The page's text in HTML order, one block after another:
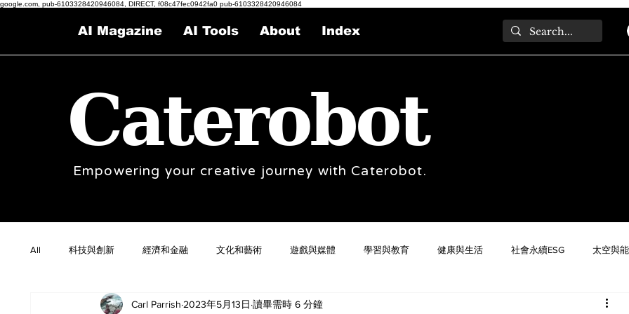
google.com, pub-6103328420946084, DIRECT, f08c47fec0942fa0 pub-6103328420946084
AI Magazine AI Tools About Index
Caterobot
Empowering your creative journey with Caterobot.
All 科技與創新 經濟和金融 文化和藝術 遊戲與媒體 學習與教育 健康與生活 社會永續ESG 太空與
Carl Parrish 2023年5月13日 讀畢需時 6 分鐘